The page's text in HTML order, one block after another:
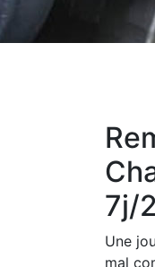
7j/
Une
mal